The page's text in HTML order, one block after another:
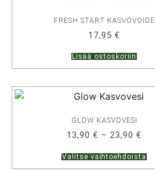
FRESH START KASVOVOIDE
17,95 €
Lisää ostoskoriin
GLOW KASVOVESI
13,90 € – 23,90 €
Valitse vaihtoehdoista